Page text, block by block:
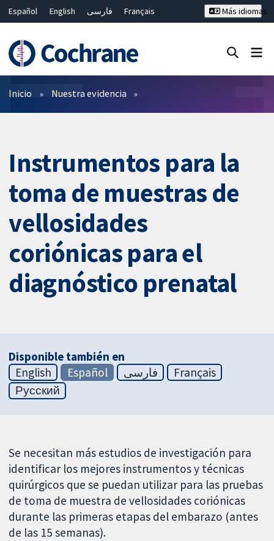
Español English فارسی
Français
Bahasa Malaysia
ไทย 繁體中文
Más idiomas
Filtros
Inicio Nuestra evidencia
Instrumentos para la
toma de muestras de
vellosidades
coriónicas para el
diagnóstico prenatal
Disponible también en
English
Español فارسی
Français
Русский
Se necesitan más estudios de investigación para
identificar los mejores instrumentos y técnicas
quirúrgicos que se puedan utilizar para las pruebas
de toma de muestra de vellosidades coriónicas
durante las primeras etapas del embarazo (antes
de las 15 semanas).